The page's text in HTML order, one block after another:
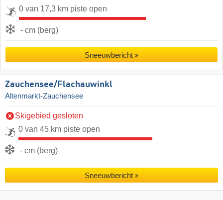
0 van 17,3 km piste open
- cm (berg)
Sneeuwbericht
Zauchensee/​Flachauwinkl
Altenmarkt-Zauchensee
Skigebied gesloten
0 van 45 km piste open
- cm (berg)
Sneeuwbericht